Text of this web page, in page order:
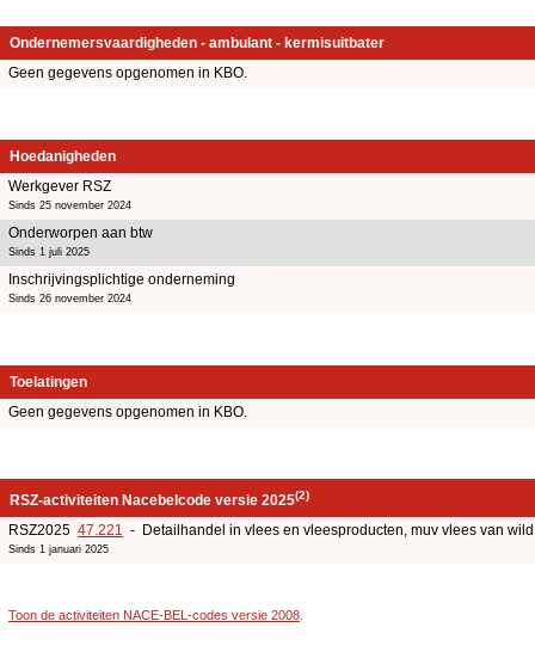
Ondernemersvaardigheden - ambulant - kermisuitbater
Geen gegevens opgenomen in KBO.
Hoedanigheden
Werkgever RSZ
Sinds 25 november 2024
Onderworpen aan btw
Sinds 1 juli 2025
Inschrijvingsplichtige onderneming
Sinds 26 november 2024
Toelatingen
Geen gegevens opgenomen in KBO.
RSZ-activiteiten Nacebelcode versie 2025(2)
RSZ2025 47.221 - Detailhandel in vlees en vleesproducten, muv vlees van
Sinds 1 januari 2025
Toon de activiteiten NACE-BEL-codes versie 2008